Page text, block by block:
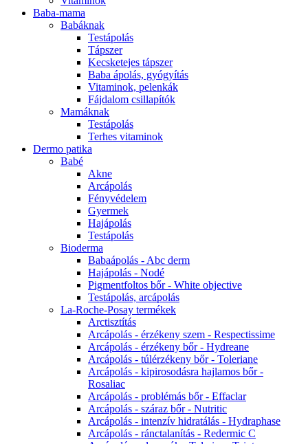
Baba-mama
Babáknak
Testápolás
Tápszer
Kecsketejes tápszer
Baba ápolás, gyógyítás
Vitaminok, pelenkák
Fájdalom csillapítók
Mamáknak
Testápolás
Terhes vitaminok
Dermo patika
Babé
Akne
Arcápolás
Fényvédelem
Gyermek
Hajápolás
Testápolás
Bioderma
Babaápolás - Abc derm
Hajápolás - Nodé
Pigmentfoltos bőr - White objective
Testápolás, arcápolás
La-Roche-Posay termékek
Arctisztítás
Arcápolás - érzékeny szem - Respectissime
Arcápolás - érzékeny bőr - Hydreane
Arcápolás - túlérzékeny bőr - Toleriane
Arcápolás - kipirosodásra hajlamos bőr -
Rosaliac
Arcápolás - problémás bőr - Effaclar
Arcápolás - száraz bőr - Nutritic
Arcápolás - intenzív hidratálás - Hydraphase
Arcápolás - ránctalanítás - Redermic C